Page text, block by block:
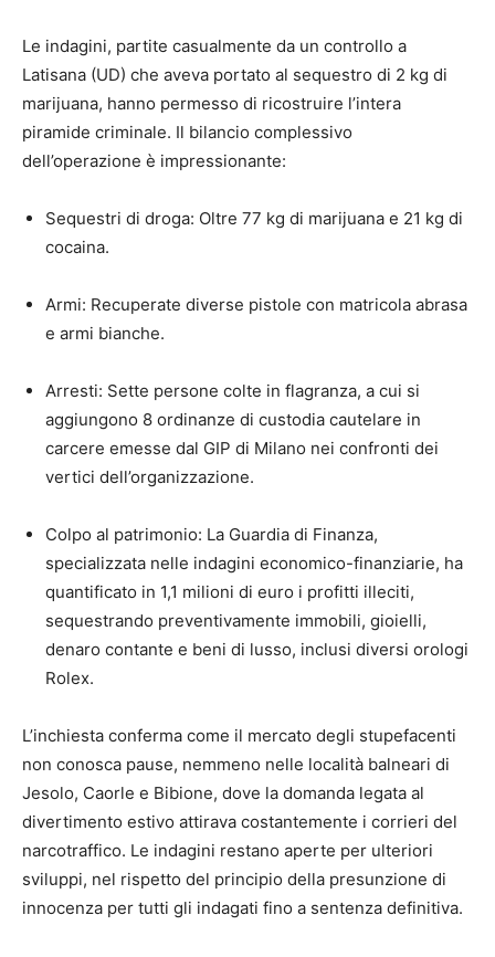
Le indagini, partite casualmente da un controllo a
Latisana (UD) che aveva portato al sequestro di 2 kg di
marijuana, hanno permesso di ricostruire l’intera
piramide criminale. Il bilancio complessivo
dell’operazione è impressionante:
Sequestri di droga: Oltre 77 kg di marijuana e 21 kg di
cocaina.
Armi: Recuperate diverse pistole con matricola abrasa
e armi bianche.
Arresti: Sette persone colte in flagranza, a cui si
aggiungono 8 ordinanze di custodia cautelare in
carcere emesse dal GIP di Milano nei confronti dei
vertici dell’organizzazione.
Colpo al patrimonio: La Guardia di Finanza,
specializzata nelle indagini economico-finanziarie, ha
quantificato in 1,1 milioni di euro i profitti illeciti,
sequestrando preventivamente immobili, gioielli,
denaro contante e beni di lusso, inclusi diversi orologi
Rolex.
L’inchiesta conferma come il mercato degli stupefacenti
non conosca pause, nemmeno nelle località balneari di
Jesolo, Caorle e Bibione, dove la domanda legata al
divertimento estivo attirava costantemente i corrieri del
narcotraffico. Le indagini restano aperte per ulteriori
sviluppi, nel rispetto del principio della presunzione di
innocenza per tutti gli indagati fino a sentenza definitiva.